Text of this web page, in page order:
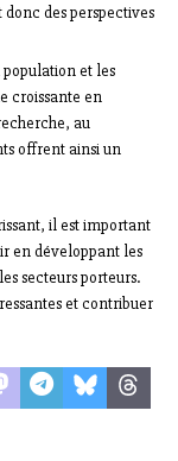
des perspectives
et les
croissante en
au
offrent ainsi un
il est important
en développant les
secteurs porteurs.
et contribuer